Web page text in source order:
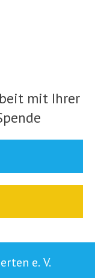
mit Ihrer
e. V.